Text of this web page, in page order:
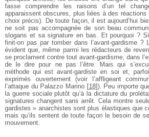
fasse comprendre les raisons d’un tel
apparaissent obscures, plus liées à des réactions
choix précis). De toute façon, il est aujourd’hui
ne soit pas accompagnée de son beau
slogans et sa signature en bas. Et pourquoi ?
finit­-on pas par tomber dans l’avant­-gardisme ?
évident que, même parmi les rédacteurs de
se proclament contre tout avant­-gardisme, dans
de le dire pour ne pas l’être. Mais qui
méthode qui est avant­-gardiste en soi et,
exprimés ouvertement (voir l’affligeant
l’attaque du Palazzo Marino[18]). Peu importe
la guerre sociale plutôt qu’à la dictature du
signatures changent sans arrêt. Cela montre
gardistes » anarchistes sont plus élastiques que
mais qu’ils sentent de toute façon le besoin de
mouvement.